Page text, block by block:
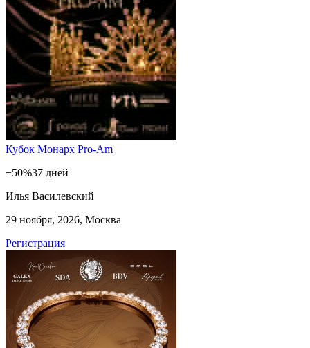
Кубок Монарх Pro-Am
−50%37 дней
Илья Василевский
29 ноября, 2026, Москва
Регистрация